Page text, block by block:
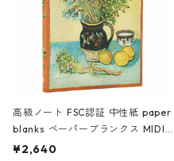
高級ノート FSC認証 中性紙 paper
blanks ペーパーブランクス MIDI
ハードカバー 罫線 ヴァン・ゴッホ
¥2,640